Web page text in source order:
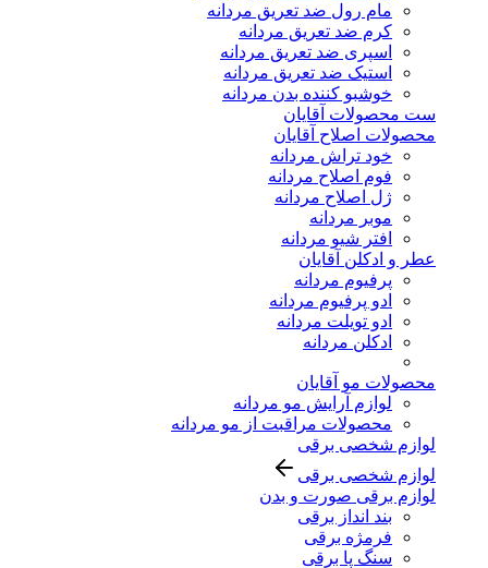
مام رول ضد تعریق مردانه
کرم ضد تعریق مردانه
اسپری ضد تعریق مردانه
استیک ضد تعریق مردانه
خوشبو کننده بدن مردانه
ست محصولات آقایان
محصولات اصلاح آقایان
خود تراش مردانه
فوم اصلاح مردانه
ژل اصلاح مردانه
موبر مردانه
افتر شیو مردانه
عطر و ادکلن آقایان
پرفیوم مردانه
ادو پرفیوم مردانه
ادو تویلت مردانه
ادکلن مردانه
محصولات مو آقایان
لوازم آرایش مو مردانه
محصولات مراقبت از مو مردانه
لوازم شخصی برقی
لوازم شخصی برقی
لوازم برقی صورت و بدن
بند انداز برقی
فرمژه برقی
سنگ پا برقی